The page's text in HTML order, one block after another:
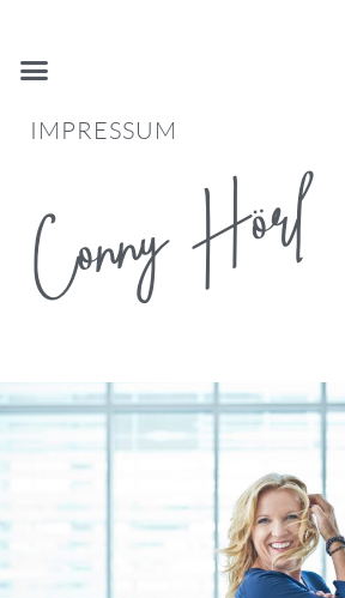
IMPRESSUM
Conny Hörl